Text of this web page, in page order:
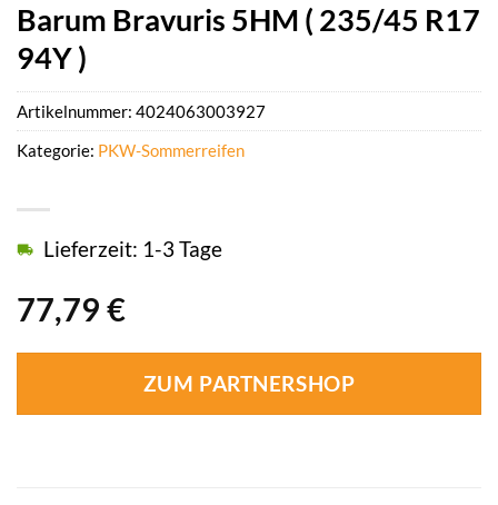
Barum Bravuris 5HM ( 235/45 R17
94Y )
77,79 €
Lieferzeit: 1-3 Tage
ZUM PARTNERSHOP
Artikelnummer: 4024063003927
Kategorie: PKW-Sommerreifen